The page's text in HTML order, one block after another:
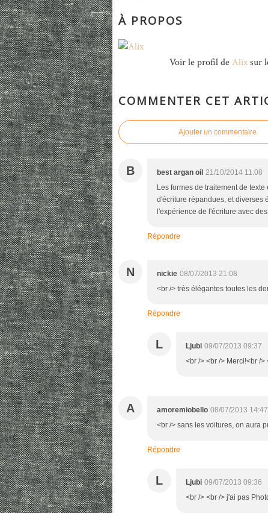
À PROPOS
Voir le profil deAlixsur
COMMENTER CET
Ajouter un commentaire
B best argan oil 21/10/2014 11:08
Les formes de traitement de
d'écriture répandues, et diverses
l'expérience de l'écriture avec
Répondre
N nickie 08/07/2013 21:08
<br /> très élégantes toutes les
Répondre
L Ljubi 09/07/2013 09:37
<br /> <br /> Merci!<br />
A amoremiobello 08/07/2013 14:47
<br /> sans les voitures, on aura
Répondre
L Ljubi 09/07/2013 09:36
<br /> <br /> j'ai pas